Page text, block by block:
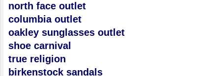
north face outlet
columbia outlet
oakley sunglasses outlet
shoe carnival
true religion
birkenstock sandals